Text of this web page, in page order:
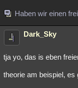
Haben wir einen
Dark_Sky
tja yo, das is eben
theorie am beispiel, es